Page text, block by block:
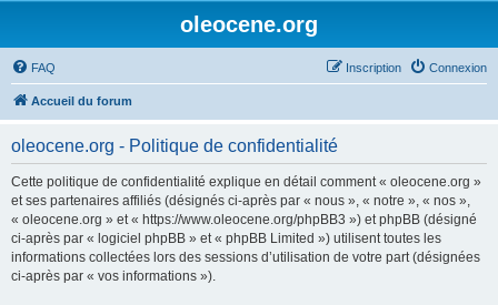
oleocene.org
FAQ Connexion
Inscription
Accueil du forum
oleocene.org - Politique de confidentialité
Cette politique de confidentialité explique en détail comment « oleocene.org »
et ses partenaires affiliés (désignés ci-après par « nous », « notre », « nos »,
« oleocene.org » et « https://www.oleocene.org/phpBB3 ») et phpBB (désigné
ci-après par « logiciel phpBB » et « phpBB Limited ») utilisent toutes les
informations collectées lors des sessions d’utilisation de votre part (désignées
ci-après par « vos informations »).